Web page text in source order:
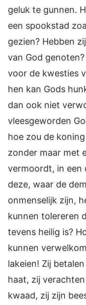
geluk te gunnen.
een spookstad
gezien? Hebben
van God
voor de kwesties
hen kan Gods
dan ook niet
vleesgeworden
hoe zou de
zonder maar met
vermoordt, in een
deze, waar de
onmenselijk zijn,
kunnen tolereren
tevens heilig is?
kunnen
lakeien! Zij
haat, zij
kwaad, zij zijn